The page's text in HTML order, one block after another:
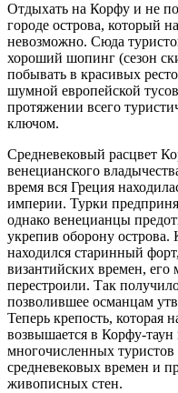
Отдыхать на Корфу и не
городе острова, который
невозможно. Сюда
хороший шопинг (сезон
побывать в красивых
шумной европейской
протяжении всего
ключом.
Средневековый расцвет
венецианского
время вся Греция
империи. Турки
однако венецианцы
укрепив оборону острова.
находился старинный
византийских времен, его
перестроили. Так
позволившее османцам
Теперь крепость, которая
возвышается в Корфу-таун
многочисленных
средневековых времен и
живописных стен.